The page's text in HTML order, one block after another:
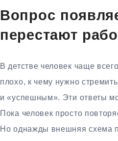
Вопрос
перестают
В детстве человек чаще
плохо, к чему нужно
и «успешным». Эти ответы
Пока человек просто
Но однажды внешняя схема